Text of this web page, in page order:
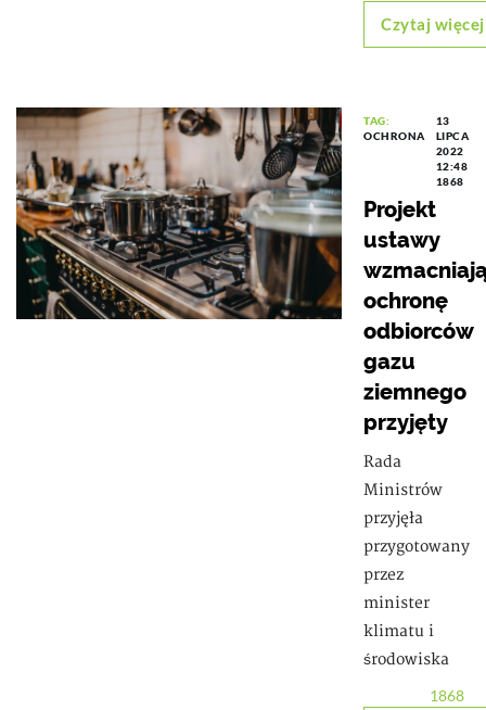
Czytaj więcej
TAG:
OCHRONA
13
LIPCA
2022
12:48
1868
Projekt
ustawy
ochronę
odbiorców
gazu
ziemnego
przyjęty
Rada
Ministrów
przyjęła
przygotowany
przez
minister
klimatu i
środowiska
1868